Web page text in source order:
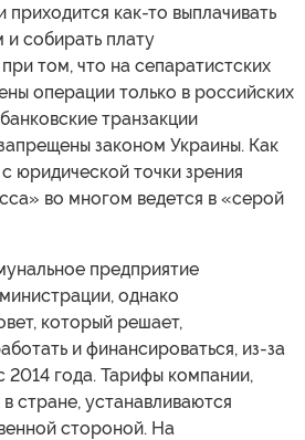
как-то выплачивать
и собирать плату
том, что на сепаратистских
операции только в российских
транзакции
законом Украины. Как
юридической точки зрения
во многом ведется в «серой
предприятие
однако
который решает,
и финансироваться, из-за
2014 года. Тарифы компании,
стране, устанавливаются
стороной. На